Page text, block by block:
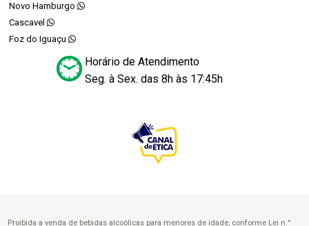
Novo Hamburgo
Cascavel
Foz do Iguaçu
Horário de Atendimento
Seg. à Sex. das 8h às 17:45h
Proibida a venda de bebidas alcoólicas para menores de idade, conforme Lei n.°